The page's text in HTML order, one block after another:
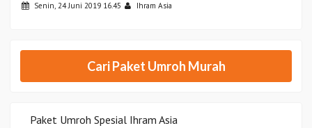
Senin, 24 Juni 2019 16.45 Ihram Asia
Cari Paket Umroh Murah
Paket Umroh Spesial Ihram Asia